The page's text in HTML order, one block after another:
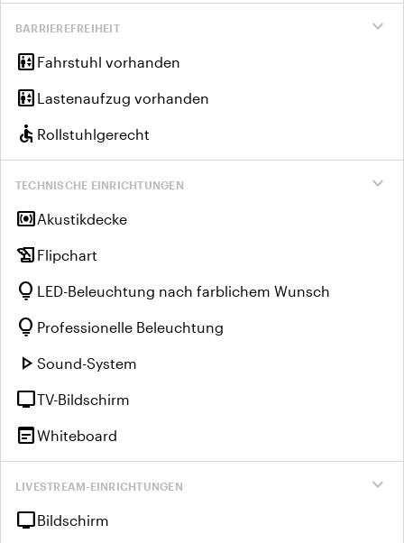
expand_more
BARRIEREFREIHEIT
elevator Fahrstuhl vorhanden
elevator Lastenaufzug vorhanden
accessible Rollstuhlgerecht
expand_more
TECHNISCHE EINRICHTUNGEN
surround_soundAkustikdecke
history_edu Flipchart
lightbulb LED-Beleuchtung nach farblichem Wunsch
lightbulb Professionelle Beleuchtung
play_arrow Sound-System
tvTV-Bildschirm
wysiwygWhiteboard
expand_more
LIVESTREAM-EINRICHTUNGEN
tvBildschirm